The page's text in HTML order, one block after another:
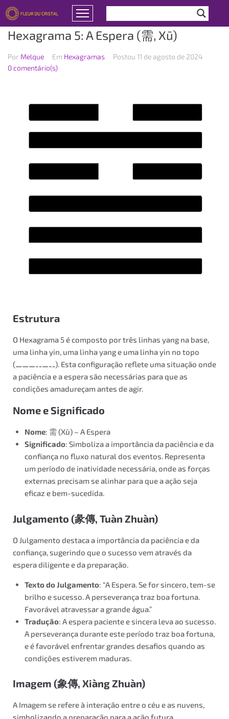
Hexagrama 5: A Espera (需, Xū)
Por Melque Em Hexagramas Postou 11 de agosto de 2024
0 comentário(s)
Estrutura
O Hexagrama 5 é composto por três linhas yang na base,
uma linha yin, uma linha yang e uma linha yin no topo
(⚊⚊⚊⚋⚊⚋). Esta configuração reflete uma situação onde
a paciência e a espera são necessárias para que as
condições amadureçam antes de agir.
Nome e Significado
Nome: 需 (Xū) – A Espera
Significado: Simboliza a importância da paciência e da
confiança no fluxo natural dos eventos. Representa
um período de inatividade necessária, onde as forças
externas precisam se alinhar para que a ação seja
eficaz e bem-sucedida.
Julgamento (彖傳, Tuàn Zhuàn)
O Julgamento destaca a importância da paciência e da
confiança, sugerindo que o sucesso vem através da
espera diligente e da preparação.
Texto do Julgamento: “A Espera. Se for sincero, tem-se
brilho e sucesso. A perseverança traz boa fortuna.
Favorável atravessar a grande água.”
Tradução: A espera paciente e sincera leva ao sucesso.
A perseverança durante este período traz boa fortuna,
e é favorável enfrentar grandes desafios quando as
condições estiverem maduras.
Imagem (象傳, Xiàng Zhuàn)
A Imagem se refere à interação entre o céu e as nuvens,
simbolizando a preparação para a ação futura.